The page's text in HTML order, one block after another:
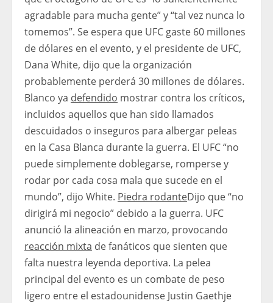
agradable para mucha gente” y “tal vez nunca lo
tomemos”. Se espera que UFC gaste 60 millones
de dólares en el evento, y el presidente de UFC,
Dana White, dijo que la organización
probablemente perderá 30 millones de dólares.
Blanco ya defendido mostrar contra los críticos,
incluidos aquellos que han sido llamados
descuidados o inseguros para albergar peleas
en la Casa Blanca durante la guerra. El UFC “no
puede simplemente doblegarse, romperse y
rodar por cada cosa mala que sucede en el
mundo”, dijo White. Piedra rodanteDijo que “no
dirigirá mi negocio” debido a la guerra. UFC
anunció la alineación en marzo, provocando
reacción mixta de fanáticos que sienten que
falta nuestra leyenda deportiva. La pelea
principal del evento es un combate de peso
ligero entre el estadounidense Justin Gaethje